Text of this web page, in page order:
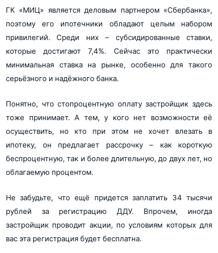
ГК «МИЦ» является деловым партнером «Сбербанка»,
поэтому его ипотечники обладают целым набором
привилегий. Среди них – субсидированные ставки,
которые достигают 7,4%. Сейчас это практически
минимальная ставка на рынке, особенно для такого
серьёзного и надёжного банка.
Понятно, что стопроцентную оплату застройщик здесь
тоже принимает. А тем, у кого нет возможности её
осуществить, но кто при этом не хочет влезать в
ипотеку, он предлагает рассрочку – как короткую
беспроцентную, так и более длительную, до двух лет, но
облагаемую процентом.
Не забудьте, что ещё придется заплатить 34 тысячи
рублей за регистрацию ДДУ. Впрочем, иногда
застройщик проводит акции, по условиям которых для
вас эта регистрация будет бесплатна.